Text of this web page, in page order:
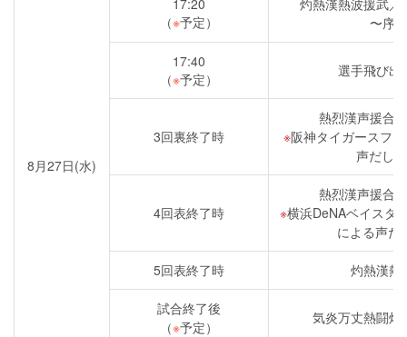
8月27日(水)
（※予定）
〜序
17:40
（※予定） 選手飛び出
3回裏終了時
熱烈漢声援合
阪神タイガースフ
声だし
4回表終了時
熱烈漢声援合
横浜DeNAベイスタ
による声だ
5回表終了時 灼熱漢熱
試合終了後
（※予定）
気炎万丈熱闘灼